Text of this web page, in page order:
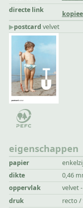
directe link
▶︎postcard velvet
eigenschappen
papier
dikte
0,46
oppervlak
velvet
druk
recto /